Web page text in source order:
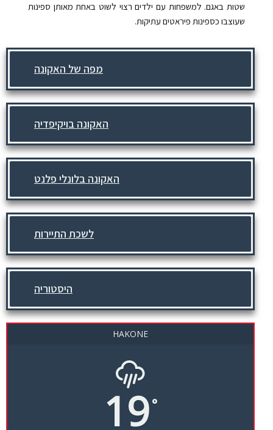
שטות באגם. למשפחות עם ילדים רצוי לשוט באחת מאותן ספינות
שעוצבו כספינות פיראטים עתיקות.
מפה של האקונה
האקונה בויקיפדיה
האקונה בלונלי פלנט
לשכת התיירות
היסטוריה
HAKONE
19°